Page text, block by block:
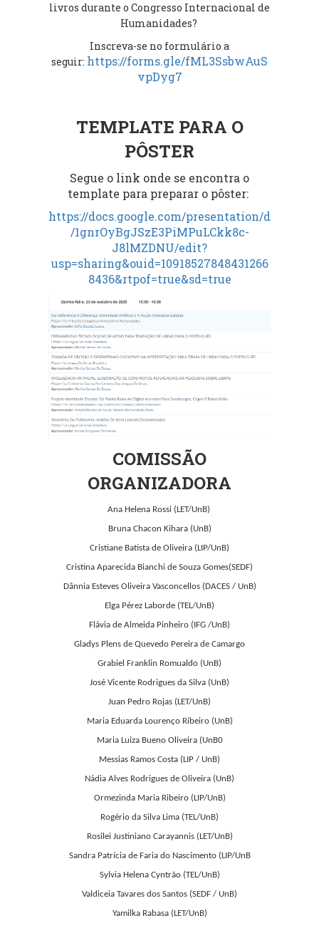
livros durante o Congresso Internacional de
Humanidades?
Inscreva-se no formulário a
seguir: https://forms.gle/fML3SsbwAuS
vpDyg7
TEMPLATE PARA O
PÔSTER
Segue o link onde se encontra o
template para preparar o pôster:
https://docs.google.com/presentation/d
/1gnrOyBgJSzE3PiMPuLCkk8c-
J8lMZDNU/edit?
usp=sharing&ouid=10918527848431266
8436&rtpof=true&sd=true
COMISSÃO
ORGANIZADORA
Ana Helena Rossi (LET/UnB)
Bruna Chacon Kihara (UnB)
Cristiane Batista de Oliveira (LIP/UnB)
Cristina Aparecida Bianchi de Souza Gomes(SEDF)
Dânnia Esteves Oliveira Vasconcellos (DACES / UnB)
Elga Pérez Laborde (TEL/UnB)
Flávia de Almeida Pinheiro (IFG /UnB)
Gladys Plens de Quevedo Pereira de Camargo
Grabiel Franklin Romualdo (UnB)
José Vicente Rodrigues da Silva (UnB)
Juan Pedro Rojas (LET/UnB)
Maria Eduarda Lourenço Ribeiro (UnB)
Maria Luiza Bueno Oliveira (UnB0
Messias Ramos Costa (LIP / UnB)
Nádia Alves Rodrigues de Oliveira (UnB)
Ormezinda Maria Ribeiro (LIP/UnB)
Rogério da Silva Lima (TEL/UnB)
Rosilei Justiniano Carayannis (LET/UnB)
Sandra Patrícia de Faria do Nascimento (LIP/UnB
Sylvia Helena Cyntrão (TEL/UnB)
Valdiceia Tavares dos Santos (SEDF / UnB)
Yamilka Rabasa (LET/UnB)